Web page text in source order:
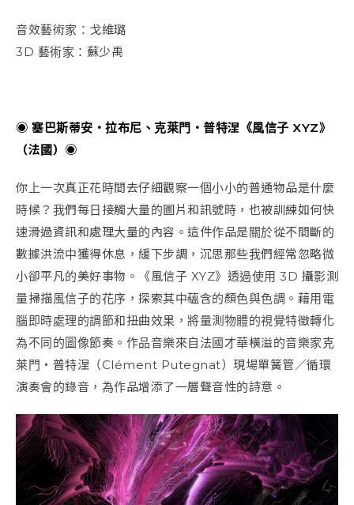
音效藝術家：戈維璐
3D 藝術家：蘇少禹
◉ 塞巴斯蒂安・拉布尼、克萊門・普特涅《風信子 XYZ》
（法國）◉
你上一次真正花時間去仔細觀察一個小小的普通物品是什麼
時候？我們每日接觸大量的圖片和訊號時，也被訓練如何快
速滑過資訊和處理大量的內容。這件作品是關於從不間斷的
數據洪流中獲得休息，緩下步調，沉思那些我們經常忽略微
小卻平凡的美好事物。《風信子 XYZ》透過使用 3D 攝影測
量掃描風信子的花序，探索其中蘊含的顏色與色調。藉用電
腦即時處理的調節和扭曲效果，將量測物體的視覺特徵轉化
為不同的圖像節奏。作品音樂來自法國才華橫溢的音樂家克
萊門・普特涅（Clément Putegnat）現場單簧管／循環
演奏會的錄音，為作品增添了一層聲音性的詩意。